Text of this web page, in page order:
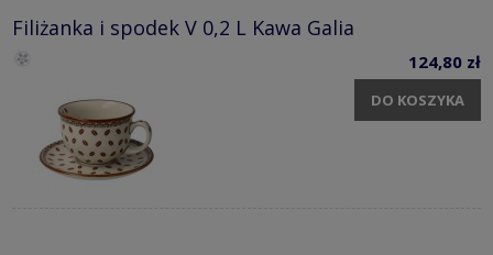
Filiżanka i spodek V 0,2 L Kawa Galia
124,80 zł
DO KOSZYKA